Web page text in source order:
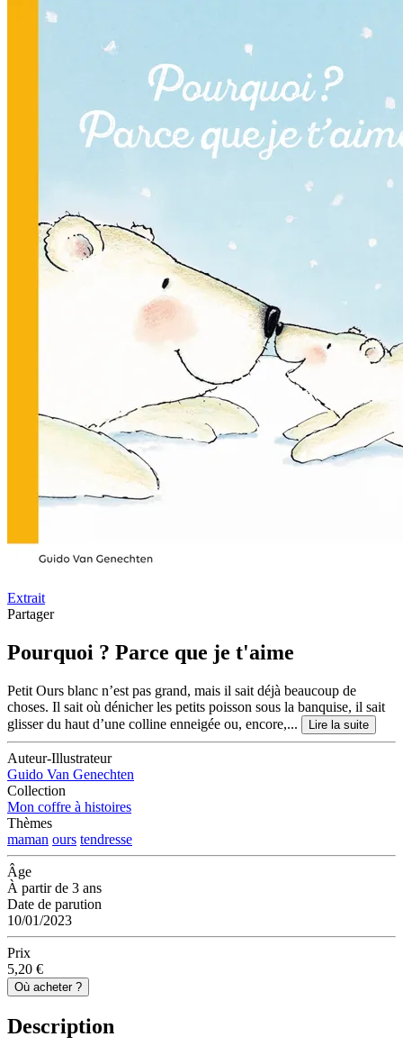
Extrait
Partager
Pourquoi ? Parce que je t'aime
Petit Ours blanc n’est pas grand, mais il sait déjà beaucoup de
choses. Il sait où dénicher les petits poisson sous la banquise, il sait
glisser du haut d’une colline enneigée ou, encore,...
Lire la suite
Auteur-Illustrateur
Guido Van Genechten
Collection
Mon coffre à histoires
Thèmes
maman ours tendresse
Âge
À partir de 3 ans
Date de parution
10/01/2023
Prix
5,20 €
Où acheter ?
Description